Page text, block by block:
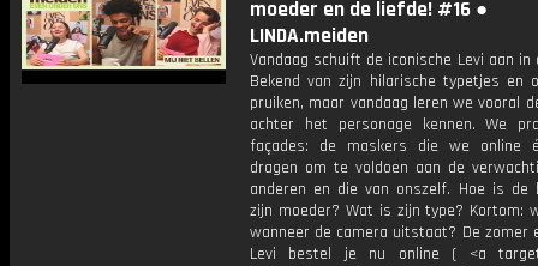
moeder en de liefde! #16 ●
LINDA.meiden
Vandaag schuift de iconische Levi aan in
Bekend van zijn hilarische typetjes en
pruiken, maar vandaag leren we vooral
achter het personage kennen. We
façades: de maskers die we online
dragen om te voldoen aan de
anderen en die van onszelf. Hoe is de
zijn moeder? Wat is zijn type? Kortom:
wanneer de camera uitstaat? De zomer
Levi bestel je nu online ( <a